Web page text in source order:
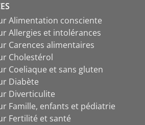
Alimentation consciente
Allergies et intolérances
Carences alimentaires
Cholestérol
Coeliaque et sans gluten
Diabète
Diverticulite
Famille, enfants et pédiatrie
Fertilité et santé